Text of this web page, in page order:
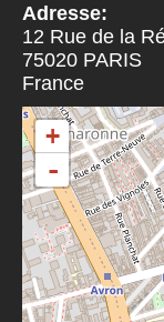
Adresse:
12 Rue de la
75020 PARIS
France
+
-